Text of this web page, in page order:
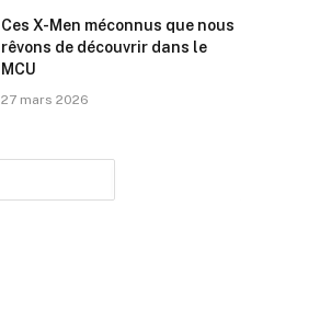
Ces X-Men méconnus que nous
rêvons de découvrir dans le
MCU
27 mars 2026